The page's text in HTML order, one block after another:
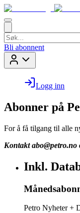
Bli abonnent
Logg inn
Abonner på
For å få tilgang til alle
Kontakt abo@petro.no
Inkl.
Petro Nyheter +